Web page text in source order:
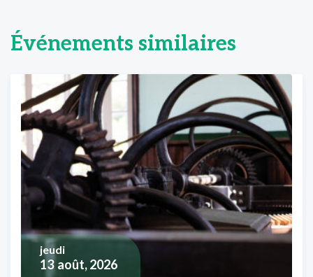
Événements similaires
13 août, 2026
jeudi